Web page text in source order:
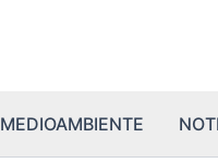
MEDIOAMBIENTE